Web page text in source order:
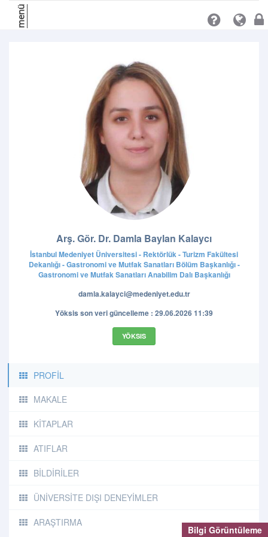
Bilgi Görüntüleme
menü
Arş. Gör. Dr. Damla Baylan Kalaycı
İstanbul Medeniyet Üniversitesi - Rektörlük - Turizm Fakültesi
Dekanlığı - Gastronomi ve Mutfak Sanatları Bölüm Başkanlığı -
Gastronomi ve Mutfak Sanatları Anabilim Dalı Başkanlığı
damla.kalayci@medeniyet.edu.tr
Yöksis son veri güncelleme : 29.06.2026 11:39
YÖKSIS
PROFİL
MAKALE
KİTAPLAR
ATIFLAR
BİLDİRİLER
ÜNİVERSİTE DIŞI DENEYİMLER
ARAŞTIRMA